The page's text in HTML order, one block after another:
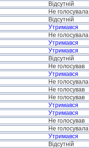
Відсутній
Не голосувала
Відсутній
Утримався
Не голосувала
Утримався
Утримався
Відсутній
Не голосував
Утримався
Не голосувала
Не голосував
Не голосував
Утримався
Утримався
Не голосував
Не голосувала
Утримався
Відсутній